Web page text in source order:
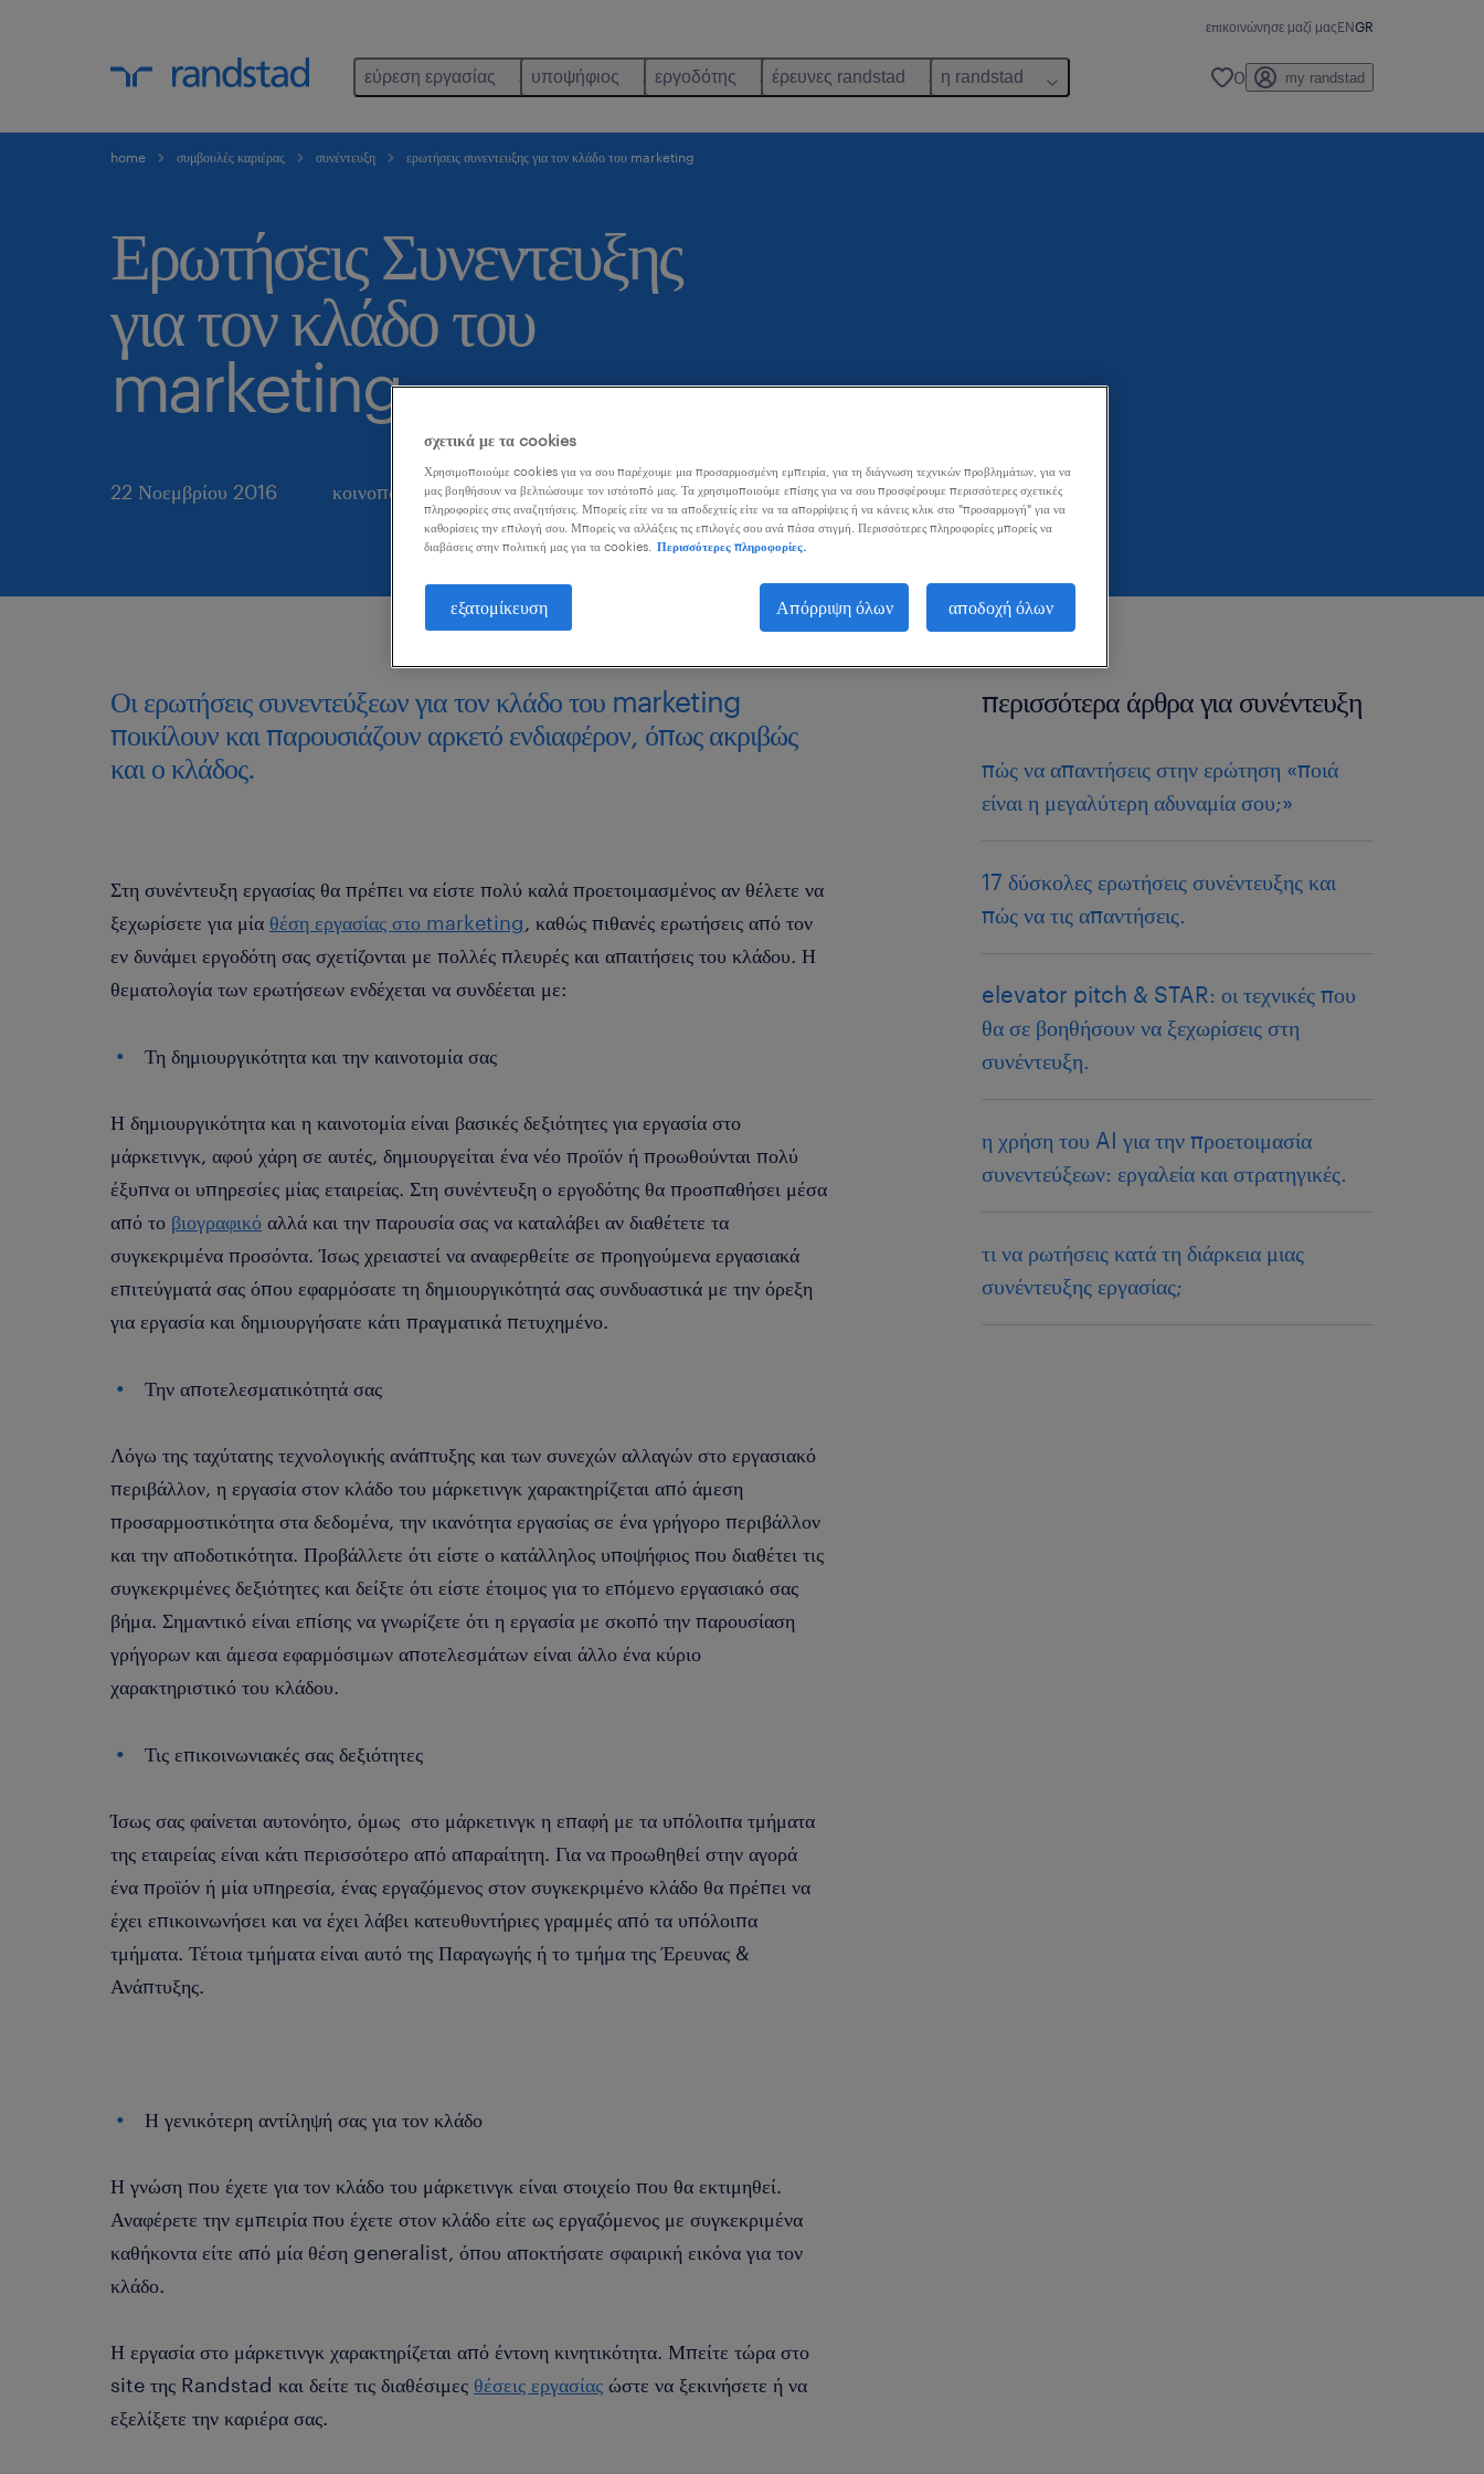
επικοινώνησε μαζί μαςENGR
εύρεση εργασίας υποψήφιος εργοδότης έρευνες randstad η randstad 0 my randstad
home συμβουλές καριέρας συνέντευξη ερωτήσεις συνεντευξης για τον κλάδο του marketing
Ερωτήσεις Συνεντευξης
για τον κλάδο του
marketing
22 Νοεμβρίου 2016 κοινοποιήστε το άρθρο:
Οι ερωτήσεις συνεντεύξεων για τον κλάδο του marketing
ποικίλουν και παρουσιάζουν αρκετό ενδιαφέρον, όπως ακριβώς
και ο κλάδος.
Στη συνέντευξη εργασίας θα πρέπει να είστε πολύ καλά προετοιμασμένος αν θέλετε να
ξεχωρίσετε για μία θέση εργασίας στο marketing, καθώς πιθανές ερωτήσεις από τον
εν δυνάμει εργοδότη σας σχετίζονται με πολλές πλευρές και απαιτήσεις του κλάδου. Η
θεματολογία των ερωτήσεων ενδέχεται να συνδέεται με:
Τη δημιουργικότητα και την καινοτομία σας
Η δημιουργικότητα και η καινοτομία είναι βασικές δεξιότητες για εργασία στο
μάρκετινγκ, αφού χάρη σε αυτές, δημιουργείται ένα νέο προϊόν ή προωθούνται πολύ
έξυπνα οι υπηρεσίες μίας εταιρείας. Στη συνέντευξη ο εργοδότης θα προσπαθήσει μέσα
από το βιογραφικό αλλά και την παρουσία σας να καταλάβει αν διαθέτετε τα
συγκεκριμένα προσόντα. Ίσως χρειαστεί να αναφερθείτε σε προηγούμενα εργασιακά
επιτεύγματά σας όπου εφαρμόσατε τη δημιουργικότητά σας συνδυαστικά με την όρεξη
για εργασία και δημιουργήσατε κάτι πραγματικά πετυχημένο.
Την αποτελεσματικότητά σας
Λόγω της ταχύτατης τεχνολογικής ανάπτυξης και των συνεχών αλλαγών στο εργασιακό
περιβάλλον, η εργασία στον κλάδο του μάρκετινγκ χαρακτηρίζεται από άμεση
προσαρμοστικότητα στα δεδομένα, την ικανότητα εργασίας σε ένα γρήγορο περιβάλλον
και την αποδοτικότητα. Προβάλλετε ότι είστε ο κατάλληλος υποψήφιος που διαθέτει τις
συγκεκριμένες δεξιότητες και δείξτε ότι είστε έτοιμος για το επόμενο εργασιακό σας
βήμα. Σημαντικό είναι επίσης να γνωρίζετε ότι η εργασία με σκοπό την παρουσίαση
γρήγορων και άμεσα εφαρμόσιμων αποτελεσμάτων είναι άλλο ένα κύριο
χαρακτηριστικό του κλάδου.
Τις επικοινωνιακές σας δεξιότητες
Ίσως σας φαίνεται αυτονόητο, όμως στο μάρκετινγκ η επαφή με τα υπόλοιπα τμήματα
της εταιρείας είναι κάτι περισσότερο από απαραίτητη. Για να προωθηθεί στην αγορά
ένα προϊόν ή μία υπηρεσία, ένας εργαζόμενος στον συγκεκριμένο κλάδο θα πρέπει να
έχει επικοινωνήσει και να έχει λάβει κατευθυντήριες γραμμές από τα υπόλοιπα
τμήματα. Τέτοια τμήματα είναι αυτό της Παραγωγής ή το τμήμα της Έρευνας &
Ανάπτυξης.
Η γενικότερη αντίληψή σας για τον κλάδο
Η γνώση που έχετε για τον κλάδο του μάρκετινγκ είναι στοιχείο που θα εκτιμηθεί.
Αναφέρετε την εμπειρία που έχετε στον κλάδο είτε ως εργαζόμενος με συγκεκριμένα
καθήκοντα είτε από μία θέση generalist, όπου αποκτήσατε σφαιρική εικόνα για τον
κλάδο.
Η εργασία στο μάρκετινγκ χαρακτηρίζεται από έντονη κινητικότητα. Μπείτε τώρα στο
site της Randstad και δείτε τις διαθέσιμες θέσεις εργασίας ώστε να ξεκινήσετε ή να
εξελίξετε την καριέρα σας.
περισσότερα άρθρα για συνέντευξη
πώς να απαντήσεις στην ερώτηση «ποιά
είναι η μεγαλύτερη αδυναμία σου;»
17 δύσκολες ερωτήσεις συνέντευξης και
πώς να τις απαντήσεις.
elevator pitch & STAR: οι τεχνικές που
θα σε βοηθήσουν να ξεχωρίσεις στη
συνέντευξη.
η χρήση του AI για την προετοιμασία
συνεντεύξεων: εργαλεία και στρατηγικές.
τι να ρωτήσεις κατά τη διάρκεια μιας
συνέντευξης εργασίας;
σχετικά με τα cookies
Χρησιμοποιούμε cookies για να σου παρέχουμε μια προσαρμοσμένη εμπειρία, για τη διάγνωση τεχνικών προβλημάτων, για να
μας βοηθήσουν να βελτιώσουμε τον ιστότοπό μας. Τα χρησιμοποιούμε επίσης για να σου προσφέρουμε περισσότερες σχετικές
πληροφορίες στις αναζητήσεις. Μπορείς είτε να τα αποδεχτείς είτε να τα απορρίψεις ή να κάνεις κλικ στο "προσαρμογή" για να
καθορίσεις την επιλογή σου. Μπορείς να αλλάξεις τις επιλογές σου ανά πάσα στιγμή. Περισσότερες πληροφορίες μπορείς να
διαβάσεις στην πολιτική μας για τα cookies.
Περισσότερες πληροφορίες.
εξατομίκευση Απόρριψη όλων αποδοχή όλων